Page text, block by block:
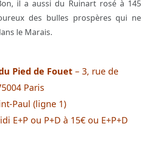
il a aussi du Ruinart rosé à 145
des bulles prospères qui ne
le Marais.
Pied de Fouet– 3, rue de
Paris
Paul (ligne 1)
E+P ou P+D à 15€ ou E+P+D